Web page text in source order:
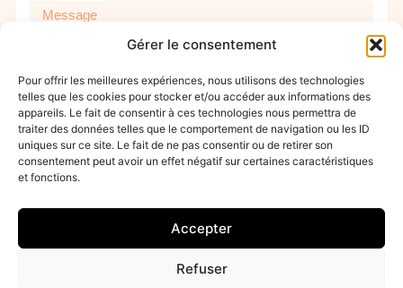
Gérer le consentement
Pour offrir les meilleures expériences, nous utilisons des technologies
telles que les cookies pour stocker et/ou accéder aux informations des
appareils. Le fait de consentir à ces technologies nous permettra de
traiter des données telles que le comportement de navigation ou les ID
uniques sur ce site. Le fait de ne pas consentir ou de retirer son
consentement peut avoir un effet négatif sur certaines caractéristiques
et fonctions.
Accepter
Refuser